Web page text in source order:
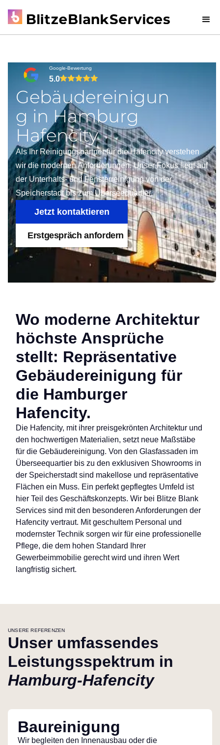
Google-Bewertung
5.0
Gebäudereinigun
g in Hamburg
Hafencity
Als Ihr Reinigungspartner für die Hafencity verstehen
wir die modernen Anforderungen. Unser Fokus liegt auf
der Unterhalts- und Fensterreinigung von der
Speicherstadt bis zum Überseequartier.
Jetzt kontaktieren
Erstgespräch anfordern
Wo moderne Architektur
höchste Ansprüche
stellt: Repräsentative
Gebäudereinigung für
die Hamburger
Hafencity.
Die Hafencity, mit ihrer preisgekrönten Architektur und
den hochwertigen Materialien, setzt neue Maßstäbe
für die Gebäudereinigung. Von den Glasfassaden im
Überseequartier bis zu den exklusiven Showrooms in
der Speicherstadt sind makellose und repräsentative
Flächen ein Muss. Ein perfekt gepflegtes Umfeld ist
hier Teil des Geschäftskonzepts. Wir bei Blitze Blank
Services sind mit den besonderen Anforderungen der
Hafencity vertraut. Mit geschultem Personal und
modernster Technik sorgen wir für eine professionelle
Pflege, die dem hohen Standard Ihrer
Gewerbeimmobilie gerecht wird und ihren Wert
langfristig sichert.
UNSERE REFERENZEN
Unser umfassendes
Leistungsspektrum in
Hamburg-Hafencity
Baureinigung
Wir begleiten den Innenausbau oder die